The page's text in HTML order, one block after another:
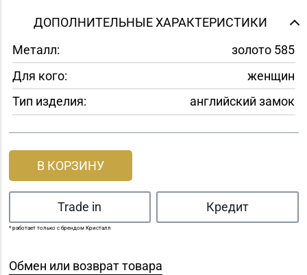
ДОПОЛНИТЕЛЬНЫЕ ХАРАКТЕРИСТИКИ
Металл:
золото 585
Для кого:
женщин
Тип изделия:
английский замок
В КОРЗИНУ
Trade in Кредит
* работает только с брендом Кристалл
Обмен или возврат товара